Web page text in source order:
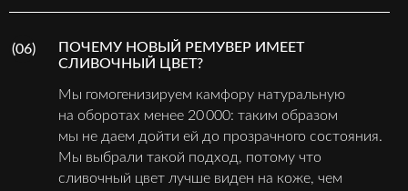
(06)
ПОЧЕМУ НОВЫЙ РЕМУВЕР ИМЕЕТ
СЛИВОЧНЫЙ ЦВЕТ?
Мы гомогенизируем камфору натуральную
на оборотах менее 20 000: таким образом
мы не даем дойти ей до прозрачного состояния.
Мы выбрали такой подход, потому что
сливочный цвет лучше виден на коже, чем